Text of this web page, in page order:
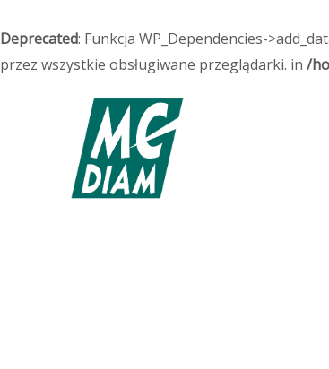
Deprecated: Funkcja WP_Dependencies-
przez wszystkie obsługiwane przeglądarki. in /
do
treści